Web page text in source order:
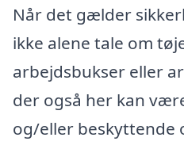
Når det gælder
ikke alene tale om
arbejdsbukser eller
der også her kan
og/eller beskyttende